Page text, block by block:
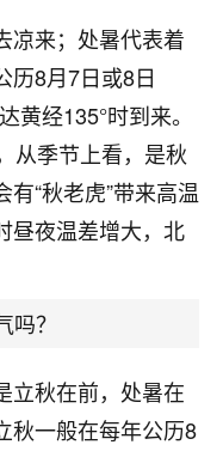
凉来；处暑代表着
历8月7日或8日
黄经135°时到来。
从季节上看，是秋
“秋老虎”带来高温
昼夜温差增大，北
？
立秋在前，处暑在
秋一般在每年公历8
，一说她就要死要活
友给我推荐的慧来老
这半年来，法事一个个
不期望她能考多好的
了，身体心理都健健
16